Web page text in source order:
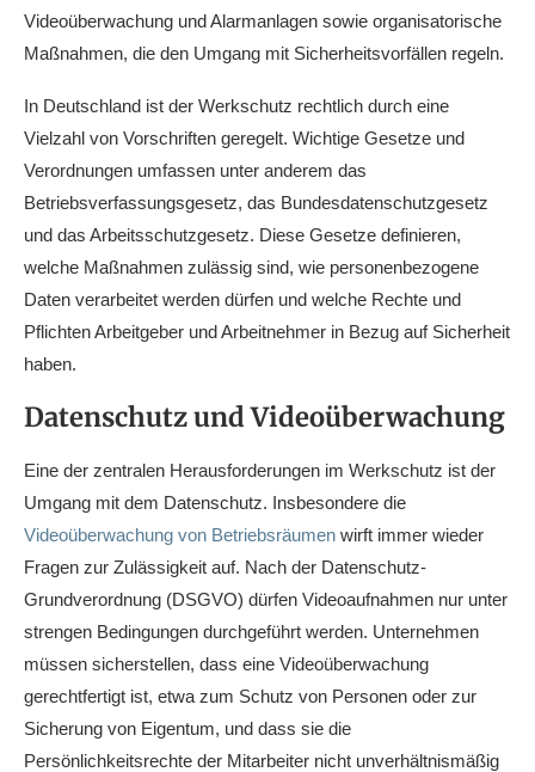
Videoüberwachung und Alarmanlagen sowie organisatorische
Maßnahmen, die den Umgang mit Sicherheitsvorfällen regeln.
In Deutschland ist der Werkschutz rechtlich durch eine
Vielzahl von Vorschriften geregelt. Wichtige Gesetze und
Verordnungen umfassen unter anderem das
Betriebsverfassungsgesetz, das Bundesdatenschutzgesetz
und das Arbeitsschutzgesetz. Diese Gesetze definieren,
welche Maßnahmen zulässig sind, wie personenbezogene
Daten verarbeitet werden dürfen und welche Rechte und
Pflichten Arbeitgeber und Arbeitnehmer in Bezug auf Sicherheit
haben.
Datenschutz und Videoüberwachung
Eine der zentralen Herausforderungen im Werkschutz ist der
Umgang mit dem Datenschutz. Insbesondere die
Videoüberwachung von Betriebsräumen wirft immer wieder
Fragen zur Zulässigkeit auf. Nach der Datenschutz-
Grundverordnung (DSGVO) dürfen Videoaufnahmen nur unter
strengen Bedingungen durchgeführt werden. Unternehmen
müssen sicherstellen, dass eine Videoüberwachung
gerechtfertigt ist, etwa zum Schutz von Personen oder zur
Sicherung von Eigentum, und dass sie die
Persönlichkeitsrechte der Mitarbeiter nicht unverhältnismäßig